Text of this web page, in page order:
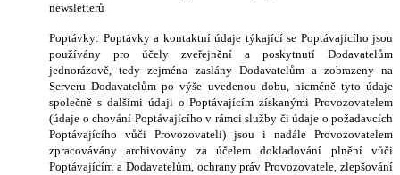
newsletterů
Poptávky: Poptávky a kontaktní údaje týkající se Poptávajícího jsou
používány pro účely zveřejnění a poskytnutí Dodavatelům
jednorázově, tedy zejména zaslány Dodavatelům a zobrazeny na
Serveru Dodavatelům po výše uvedenou dobu, nicméně tyto údaje
společně s dalšími údaji o Poptávajícím získanými Provozovatelem
(údaje o chování Poptávajícího v rámci služby či údaje o požadavcích
Poptávajícího vůči Provozovateli) jsou i nadále Provozovatelem
zpracovávány archivovány za účelem dokladování plnění vůči
Poptávajícím a Dodavatelům, ochrany práv Provozovatele, zlepšování